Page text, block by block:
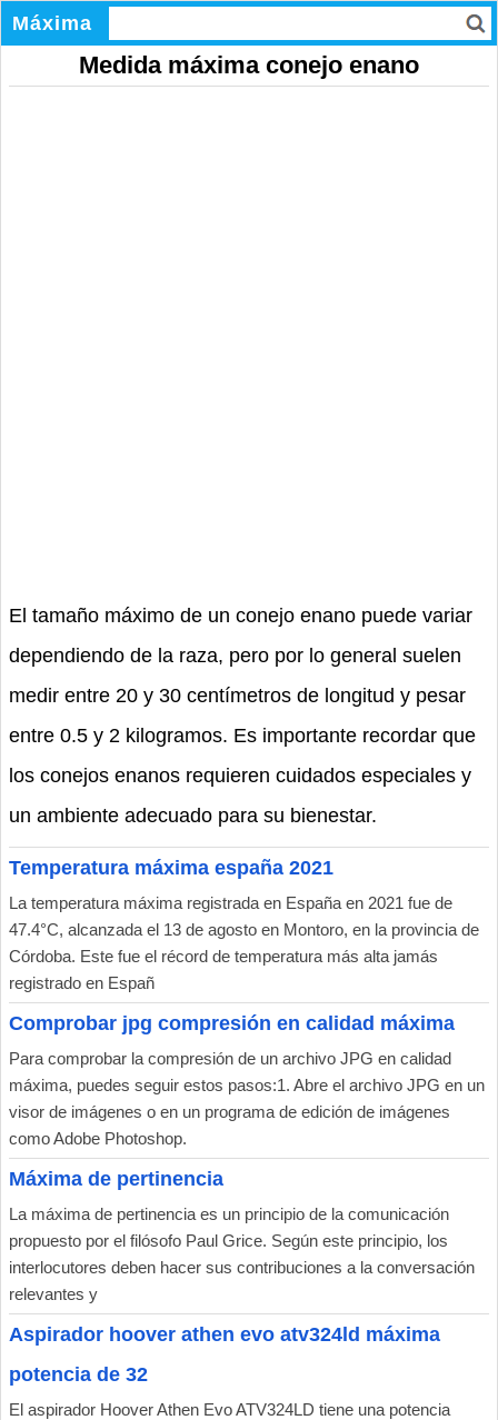
Máxima
Medida máxima conejo enano
El tamaño máximo de un conejo enano puede variar
dependiendo de la raza, pero por lo general suelen
medir entre 20 y 30 centímetros de longitud y pesar
entre 0.5 y 2 kilogramos. Es importante recordar que
los conejos enanos requieren cuidados especiales y
un ambiente adecuado para su bienestar.
Temperatura máxima españa 2021
La temperatura máxima registrada en España en 2021 fue de
47.4°C, alcanzada el 13 de agosto en Montoro, en la provincia de
Córdoba. Este fue el récord de temperatura más alta jamás
registrado en Españ
Comprobar jpg compresión en calidad máxima
Para comprobar la compresión de un archivo JPG en calidad
máxima, puedes seguir estos pasos:1. Abre el archivo JPG en un
visor de imágenes o en un programa de edición de imágenes
como Adobe Photoshop.
Máxima de pertinencia
La máxima de pertinencia es un principio de la comunicación
propuesto por el filósofo Paul Grice. Según este principio, los
interlocutores deben hacer sus contribuciones a la conversación
relevantes y
Aspirador hoover athen evo atv324ld máxima
potencia de 32
El aspirador Hoover Athen Evo ATV324LD tiene una potencia